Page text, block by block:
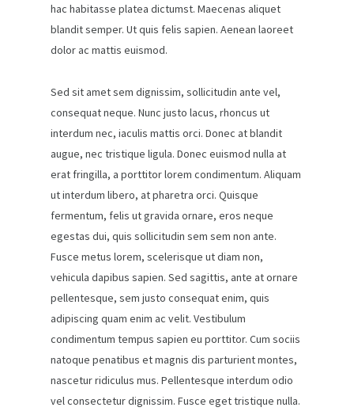
hac habitasse platea dictumst. Maecenas aliquet
blandit semper. Ut quis felis sapien. Aenean laoreet
dolor ac mattis euismod.
Sed sit amet sem dignissim, sollicitudin ante vel,
consequat neque. Nunc justo lacus, rhoncus ut
interdum nec, iaculis mattis orci. Donec at blandit
augue, nec tristique ligula. Donec euismod nulla at
erat fringilla, a porttitor lorem condimentum. Aliquam
ut interdum libero, at pharetra orci. Quisque
fermentum, felis ut gravida ornare, eros neque
egestas dui, quis sollicitudin sem sem non ante.
Fusce metus lorem, scelerisque ut diam non,
vehicula dapibus sapien. Sed sagittis, ante at ornare
pellentesque, sem justo consequat enim, quis
adipiscing quam enim ac velit. Vestibulum
condimentum tempus sapien eu porttitor. Cum sociis
natoque penatibus et magnis dis parturient montes,
nascetur ridiculus mus. Pellentesque interdum odio
vel consectetur dignissim. Fusce eget tristique nulla.